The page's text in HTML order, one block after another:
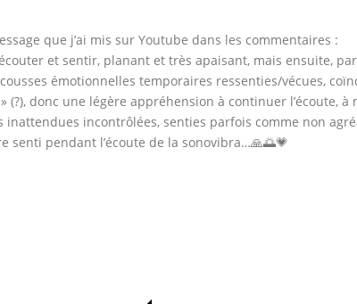
que j’ai mis sur Youtube dans les commentaires :
et sentir, planant et très apaisant, mais ensuite,
émotionnelles temporaires ressenties/vécues,
(?), donc une légère appréhension à continuer l’écoute,
inattendues incontrôlées, senties parfois comme non
senti pendant l’écoute de la sonovibra…🙏🌅💗